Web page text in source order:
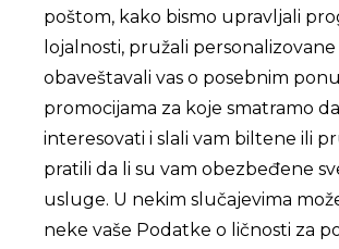
poštom, kako bismo upravljali
lojalnosti, pružali
obaveštavali vas o posebnim
promocijama za koje smatramo
interesovati i slali vam biltene ili
pratili da li su vam obezbeđene
usluge. U nekim slučajevima
neke vaše Podatke o ličnosti za